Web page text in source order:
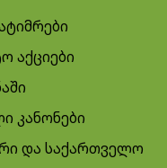
აქციები
კანონები
და საქართველო